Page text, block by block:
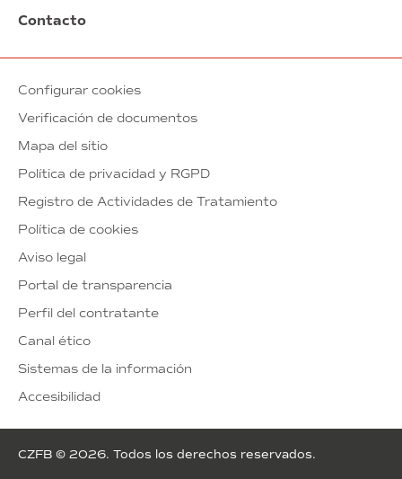
Contacto
Configurar cookies
Verificación de documentos
Mapa del sitio
Política de privacidad y RGPD
Registro de Actividades de Tratamiento
Política de cookies
Aviso legal
Portal de transparencia
Perfil del contratante
Canal ético
Sistemas de la información
Accesibilidad
CZFB © 2026. Todos los derechos reservados.